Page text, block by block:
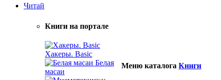
Читай
Книги на портале
Хакеры. Basic
Белая
масаи
Меню каталога Книги